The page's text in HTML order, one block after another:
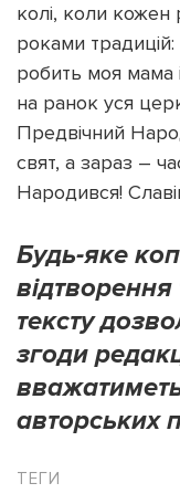
колі, коли кожен
роками
робить моя мама
на ранок уся
Предвічний
свят, а зараз –
Народився!
Будь-яке
тексту
згоди
авторських